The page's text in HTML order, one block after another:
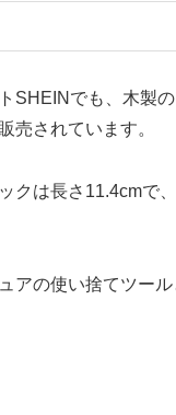
SHEINでも、木製
売されています。
クは長さ11.4cmで
アの使い捨てツー